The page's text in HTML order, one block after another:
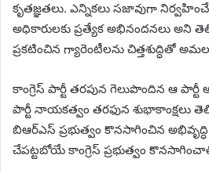
కృతజ్ఞతలు. ఎన్నికలు సజావుగా
అధికారులకు ప్రత్యేక అభినందనలు అని
ప్రకటించిన గ్యారెంటీలను చిత్తశుద్ధితో
కాంగ్రెస్ పార్టీ తరపున గెలుపొందిన ఆ పార్టీ
పార్టీ నాయకత్వం తరఫున శుభాకాంక్షలు
బిఆర్ఎస్ ప్రభుత్వం కొనసాగించిన
‌చేపట్టబోయే కాంగ్రెస్ ప్రభుత్వం